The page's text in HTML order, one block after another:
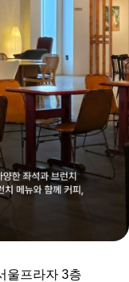
울프라자 3층